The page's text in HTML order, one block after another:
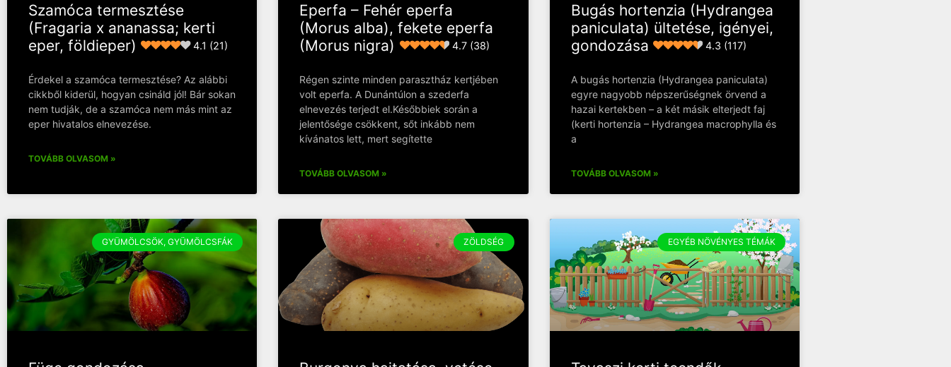
Szamóca termesztése
(Fragaria x ananassa; kerti
eper, földieper)
4.1 (21)
Érdekel a szamóca termesztése? Az alábbi
cikkből kiderül, hogyan csináld jól! Bár sokan
nem tudják, de a szamóca nem más mint az
eper hivatalos elnevezése.
TOVÁBB OLVASOM »
Eperfa – Fehér eperfa
(Morus alba), fekete eperfa
(Morus nigra)
4.7 (38)
Régen szinte minden parasztház kertjében
volt eperfa. A Dunántúlon a szederfa
elnevezés terjedt el.Későbbiek során a
jelentősége csökkent, sőt inkább nem
kívánatos lett, mert segítette
TOVÁBB OLVASOM »
Bugás hortenzia (Hydrangea
paniculata) ültetése, igényei,
gondozása
4.3 (117)
A bugás hortenzia (Hydrangea paniculata)
egyre nagyobb népszerűségnek örvend a
hazai kertekben – a két másik elterjedt faj
(kerti hortenzia – Hydrangea macrophylla és
a
TOVÁBB OLVASOM »
GYÜMÖLCSÖK, GYÜMÖLCSFÁK ZÖLDSÉG EGYÉB NÖVÉNYES TÉMÁK